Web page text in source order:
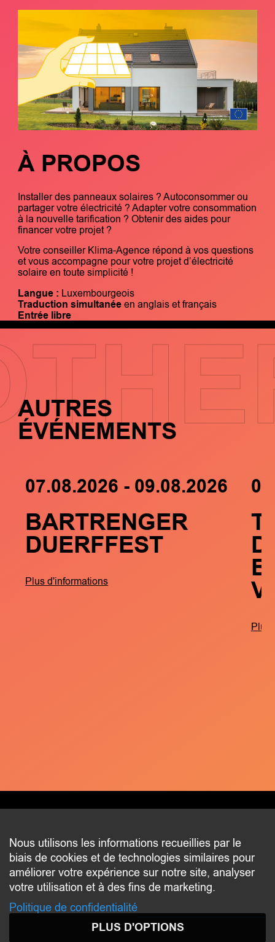
À PROPOS
Installer des panneaux solaires ? Autoconsommer ou
partager votre électricité ? Adapter votre consommation
à la nouvelle tarification ? Obtenir des aides pour
financer votre projet ?
Votre conseiller Klima-Agence répond à vos questions
et vous accompagne pour votre projet d’électricité
solaire en toute simplicité !
Langue : Luxembourgeois
Traduction simultanéeen anglais et français
Entrée libre
AUTRES
ÉVÉNEMENTS
07.08.2026 - 09.08.2026
BARTRENGER
DUERFFEST
Plus d'informations
Plus
CONTACT
2 beim Schlass
L-8058 Bertrange
communication@bertrange.lu
Nous utilisons les informations recueillies par le
biais de cookies et de technologies similaires pour
améliorer votre expérience sur notre site, analyser
votre utilisation et à des fins de marketing.
Politique de confidentialité
PLUS D'OPTIONS